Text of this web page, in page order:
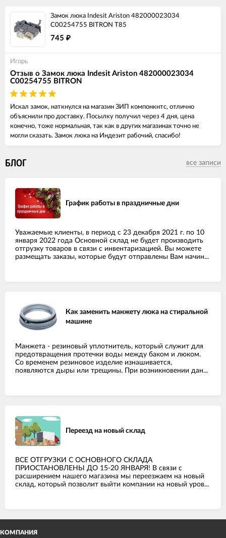
Замок люка Indesit Ariston 482000023034
C00254755 BITRON T85
745 ₽
Игорь
Отзыв о Замок люка Indesit Ariston 482000023034
C00254755 BITRON
Искал замок, наткнулся на магазин ЗИП компонкнтс, отлично
объяснили про доставку. Посылку получил через 4 дня, цена
конечно, тоже нормальная, так как в других магазинах точно не
могли сказать. Замок люка на Индезит рабочий, спасибо!
БЛОГ все записи
График работы в праздничные дни
Уважаемые клиенты, в период с 23 декабря 2021 г. по 10
января 2022 года Основной склад не будет производить
отгрузку товаров в связи с инвентаризацией. Вы можете
размещать заказы, которые будут отправлены Вам начин...
Как заменить манжету люка на стиральной
машине
Манжета - резиновый уплотнитель, который служит для
предотвращения протечки воды между баком и люком.
Со временем резиновое изделие изнашивается,
появляются дыры или трещины. При возникновении дан...
Переезд на новый склад
ВСЕ ОТГРУЗКИ С ОСНОВНОГО СКЛАДА
ПРИОСТАНОВЛЕНЫ ДО 15-20 ЯНВАРЯ! В связи с
расширением нашего магазина мы переезжаем на новый
склад, который позволит выйти компании на новый уров...
КОМПАНИЯ